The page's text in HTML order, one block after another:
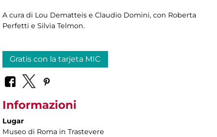
A cura di Lou Dematteis e Claudio Domini, con Roberta
Perfetti e Silvia Telmon.
Gratis con la tarjeta MIC
Informazioni
Lugar
Museo di Roma in Trastevere